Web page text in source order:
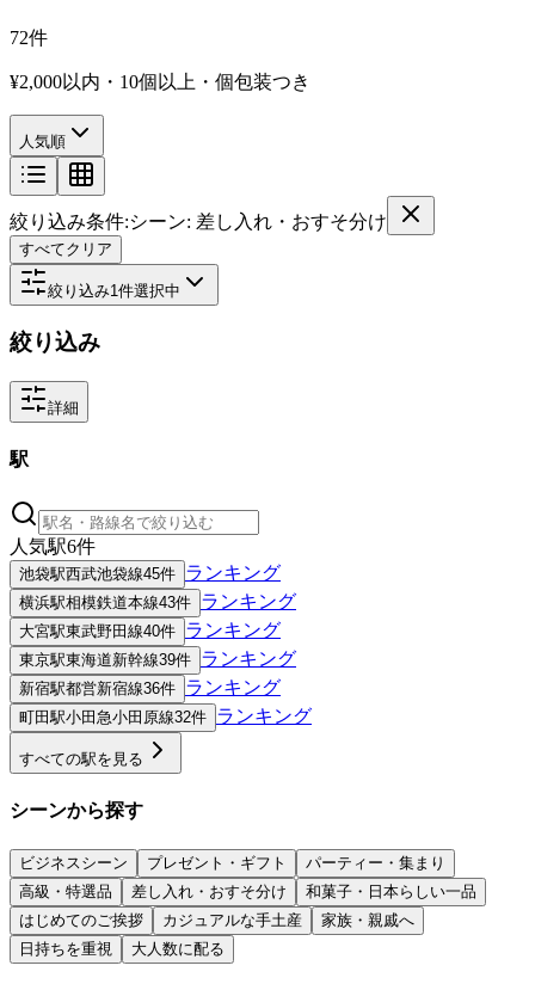
72件
¥2,000以内・10個以上・個包装つき
人気順
絞り込み条件:シーン: 差し入れ・おすそ分け
すべてクリア
絞り込み1件選択中
絞り込み
詳細
駅
人気駅6件
池袋駅西武池袋線45件 ランキング
横浜駅相模鉄道本線43件 ランキング
大宮駅東武野田線40件 ランキング
東京駅東海道新幹線39件 ランキング
新宿駅都営新宿線36件 ランキング
町田駅小田急小田原線32件 ランキング
すべての駅を見る
シーンから探す
ビジネスシーン プレゼント・ギフト
パーティー・集まり
高級・特選品
差し入れ・おすそ分け
和菓子・日本らしい一品
はじめてのご挨拶
カジュアルな手土産
家族・親戚へ
日持ちを重視
大人数に配る